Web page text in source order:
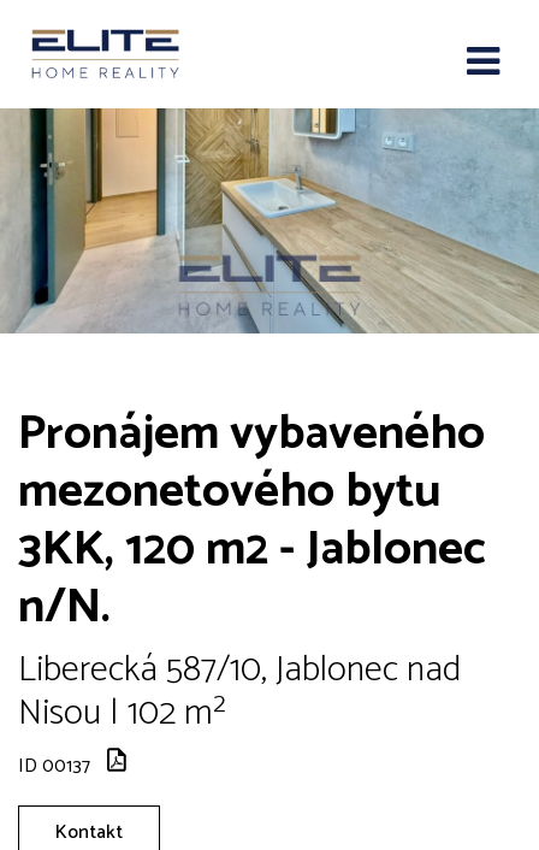
Pronájem vybaveného
mezonetového bytu
3KK, 120 m2 - Jablonec
n/N.
Liberecká 587/10, Jablonec nad
Nisou | 102 m²
ID 00137
Kontakt